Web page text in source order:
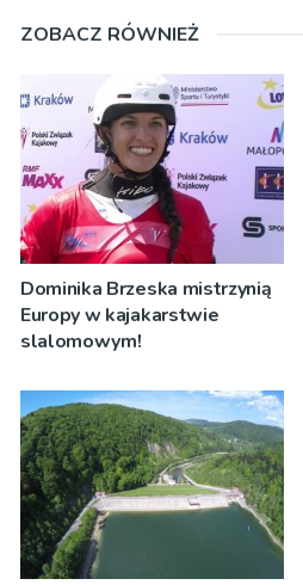
ZOBACZ RÓWNIEŻ
Dominika Brzeska mistrzynią
Europy w kajakarstwie
slalomowym!